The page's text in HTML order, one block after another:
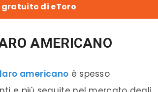
gratuito di eToro
AMERICANO
americano è spesso